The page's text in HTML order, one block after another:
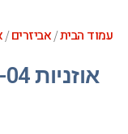
עמוד הבית/אביזרים/